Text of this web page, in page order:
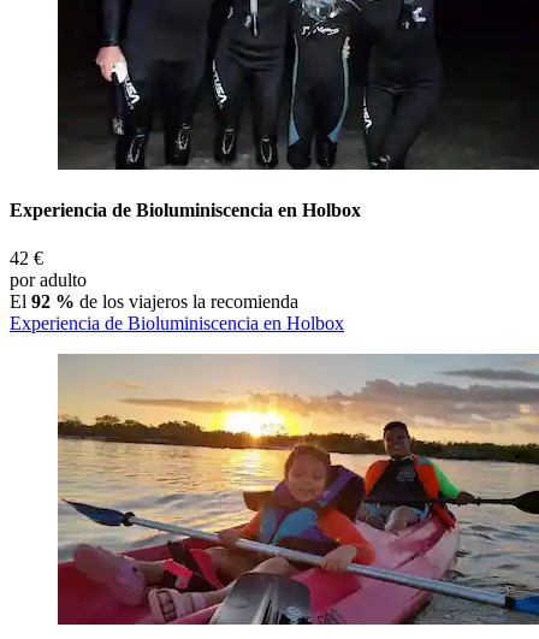
Experiencia de Bioluminiscencia en Holbox
42 €
por adulto
El 92 % de los viajeros la recomienda
Experiencia de Bioluminiscencia en Holbox